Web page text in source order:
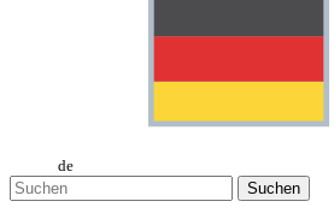
de
Suchen